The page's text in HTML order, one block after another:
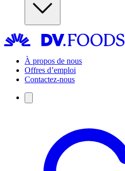
À propos de nous
Offres d’emploi
Contactez-nous